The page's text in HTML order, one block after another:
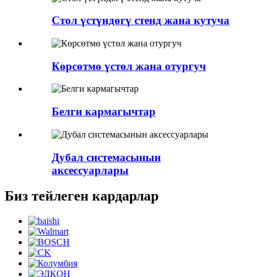
Стол үстүндөгү стенд жана кутуча
Көрсөтмө үстөл жана отургуч
Белги кармагычтар
Дубал системасынын
аксессуарлары
Биз тейлеген кардарлар